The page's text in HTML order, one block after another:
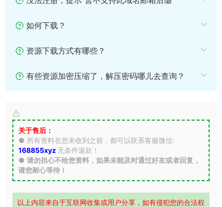
如何下载？
资源下载方式有哪些？
有些资源加密压缩了，解压密码哪儿去查询？
关于售后：
● 所有资料在您未收到之前，都可以联系客服微信:
168855xyz 无条件退款！
● 请勿担心不给您资料，如果未能及时通过好友或者回复，
请您耐心等待！
以上内容来自于互联网收集或用户分享，如有侵犯您的合法权